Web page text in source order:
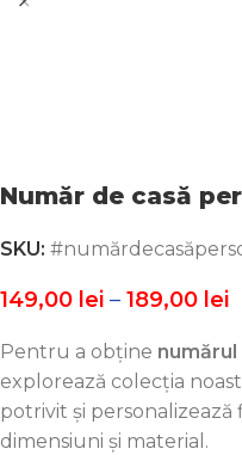
Număr de casă
SKU:
149,00 lei – 189,00 lei
Pentru a obține
explorează colecția
potrivit și
dimensiuni și material.